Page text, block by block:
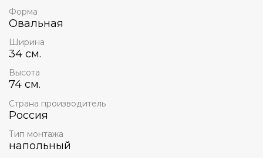
Форма
Овальная
Ширина
34 см.
Высота
74 см.
Страна производитель
Россия
Тип монтажа
напольный